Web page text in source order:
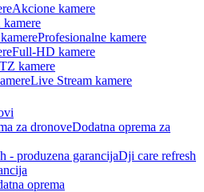
Akcione kamere
Profesionalne kamere
Full-HD kamere
kamere
Live Stream kamere
Dodatna oprema za
Dji care refresh
oprema